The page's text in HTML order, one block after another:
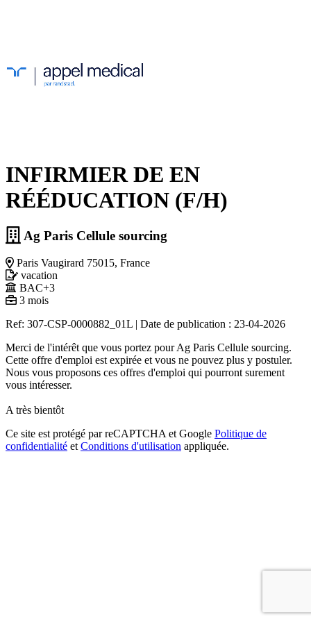
INFIRMIER DE EN
RÉÉDUCATION (F/H)
Ag Paris Cellule sourcing
Paris Vaugirard 75015, France
vacation
BAC+3
3 mois
Ref: 307-CSP-0000882_01L | Date de publication : 23-04-2026
Merci de l'intérêt que vous portez pour Ag Paris Cellule sourcing.
Cette offre d'emploi est expirée et vous ne pouvez plus y postuler.
Nous vous proposons ces offres d'emploi qui pourront surement
vous intéresser.
A très bientôt
Ce site est protégé par reCAPTCHA et Google Politique de
confidentialité et Conditions d'utilisation appliquée.